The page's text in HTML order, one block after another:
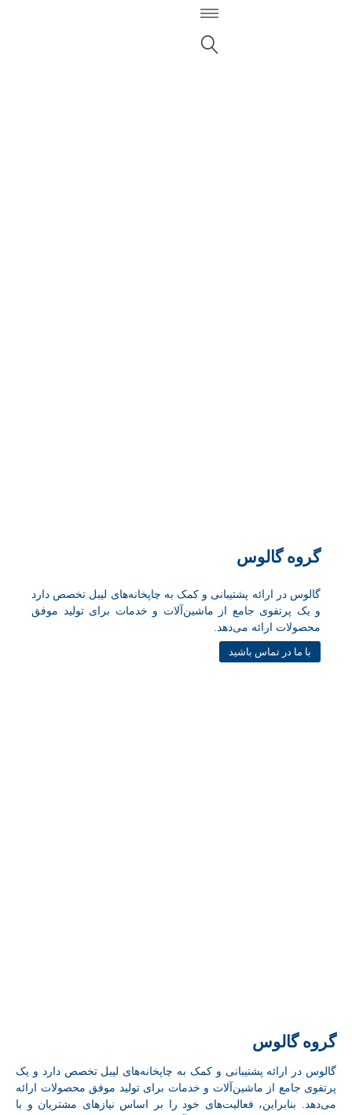
گروه گالوس
گالوس در ارائه پشتیبانی و کمک به چاپخانه‌های لیبل تخصص دارد
و یک پرتفوی جامع از ماشین‌آلات و خدمات برای تولید موفق
محصولات ارائه می‌دهد.
با ما در تماس باشید
گروه گالوس
گالوس در ارائه پشتیبانی و کمک به چاپخانه‌های لیبل تخصص دارد و یک
پرتفوی جامع از ماشین‌آلات و خدمات برای تولید موفق محصولات ارائه
می‌دهد. بنابراین، فعالیت‌های خود را بر اساس نیازهای مشتریان و با